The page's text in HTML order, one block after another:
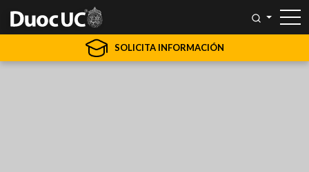
SOLICITA INFORMACIÓN